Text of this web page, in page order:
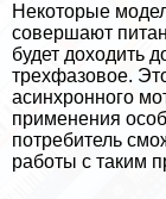
Некоторые
совершают
будет доходить
трехфазовое.
асинхронного
применения
потребитель
работы с таким